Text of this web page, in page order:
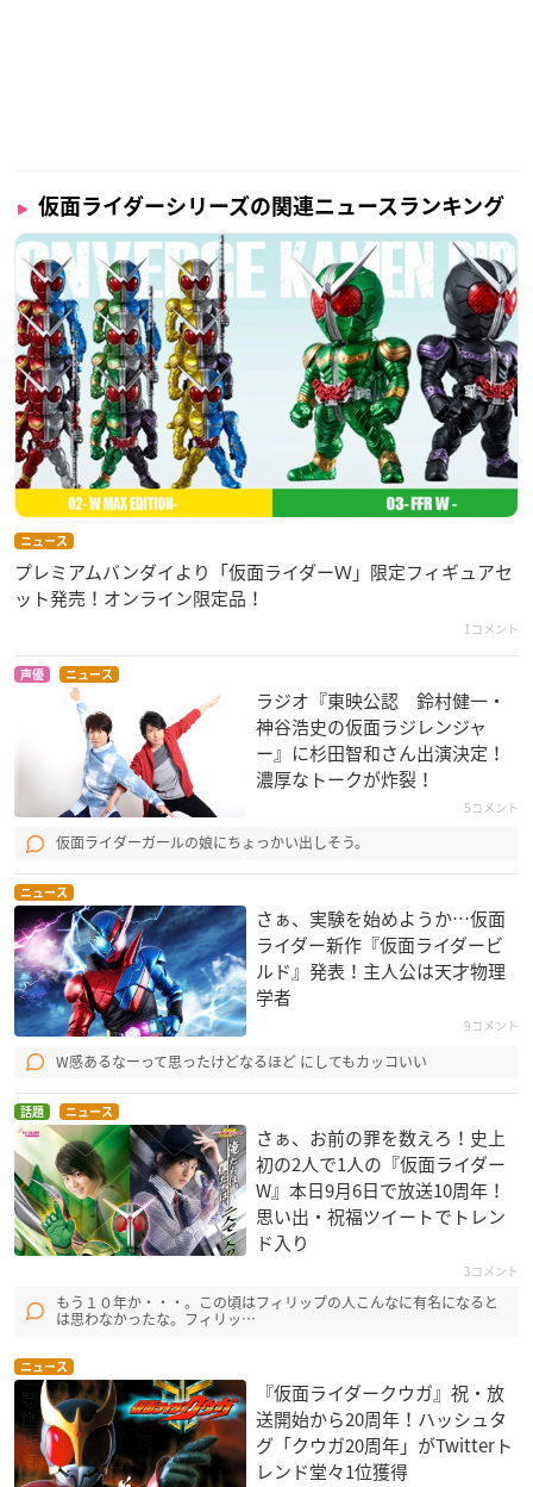
仮面ライダーシリーズの関連ニュースランキング
ニュース
プレミアムバンダイより「仮面ライダーＷ」限定フィギュアセ
ット発売！オンライン限定品！
1コメント
声優 ニュース
ラジオ『東映公認​ 鈴村健一・
神谷浩史の仮面ラジレンジャ
ー』に杉田智和さん出演決定！
濃厚なトークが炸裂！
5コメント
仮面ライダーガールの娘にちょっかい出しそう。
ニュース
さぁ、実験を始めようか…仮面
ライダー新作『仮面ライダービ
ルド』発表！主人公は天才物理
学者
9コメント
W感あるなーって思ったけどなるほど にしてもカッコいい
話題 ニュース
さぁ、お前の罪を数えろ！史上
初の2人で1人の『仮面ライダー
W』本日9月6日で放送10周年！
思い出・祝福ツイートでトレン
ド入り
3コメント
もう１０年か・・・。この頃はフィリップの人こんなに有名になると
は思わなかったな。フィリッ…
ニュース
『仮面ライダークウガ』祝・放
送開始から20周年！ハッシュタ
グ「クウガ20周年」がTwitterト
レンド堂々1位獲得